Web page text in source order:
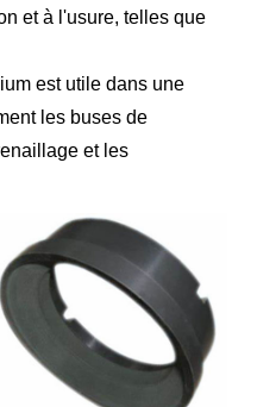
et à l'usure, telles que
est utile dans une
les buses de
et les